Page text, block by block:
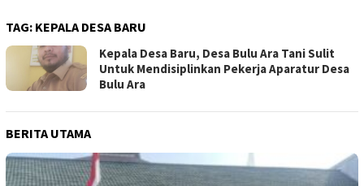
TAG: KEPALA DESA BARU
Kepala Desa Baru, Desa Bulu Ara Tani Sulit
Untuk Mendisiplinkan Pekerja Aparatur Desa
Bulu Ara
BERITA UTAMA